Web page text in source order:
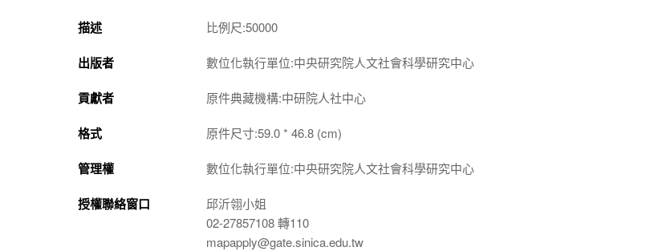
描述
比例尺:50000
出版者 數位化執行單位:中央研究院人文社會科學研究中心
貢獻者 原件典藏機構:中研院人社中心
格式 原件尺寸:59.0 * 46.8 (cm)
管理權 數位化執行單位:中央研究院人文社會科學研究中心
授權聯絡窗口
邱沂翎小姐
02-27857108 轉110
mapapply@gate.sinica.edu.tw